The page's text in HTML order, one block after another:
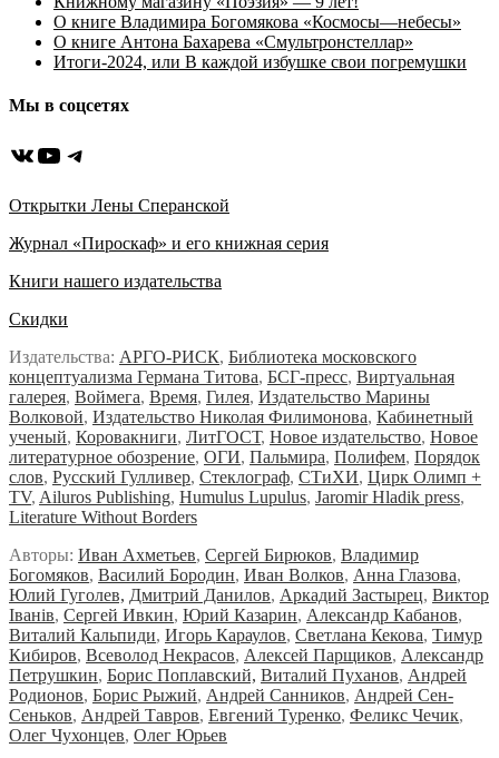
О книге Владимира Богомякова «Космосы—небесы»
О книге Антона Бахарева «Смультронстеллар»
Итоги-2024, или В каждой избушке свои погремушки
Мы в соцсетях
ВКонтакте
YouTube
Telegram
Открытки Лены Сперанской
Журнал «Пироскаф» и его книжная серия
Книги нашего издательства
Скидки
Издательства: АРГО-РИСК, Библиотека московского
концептуализма Германа Титова, БСГ-пресс, Виртуальная
галерея, Воймега, Время, Гилея, Издательство Марины
Волковой, Издательство Николая Филимонова, Кабинетный
ученый, Коровакниги, ЛитГОСТ, Новое издательство, Новое
литературное обозрение, ОГИ, Пальмира, Полифем, Порядок
слов, Русский Гулливер, Стеклограф, СТиХИ, Цирк Олимп +
TV, Ailuros Publishing, Humulus Lupulus, Jaromir Hladik press,
Literature Without Borders
Авторы: Иван Ахметьев, Сергей Бирюков, Владимир
Богомяков, Василий Бородин, Иван Волков, Анна Глазова,
Юлий Гуголев, Дмитрий Данилов, Аркадий Застырец, Виктор
Iванiв, Сергей Ивкин, Юрий Казарин, Александр Кабанов,
Виталий Кальпиди, Игорь Караулов, Светлана Кекова, Тимур
Кибиров, Всеволод Некрасов, Алексей Парщиков, Александр
Петрушкин, Борис Поплавский, Виталий Пуханов, Андрей
Родионов, Борис Рыжий, Андрей Санников, Андрей Сен-
Сеньков, Андрей Тавров, Евгений Туренко, Феликс Чечик,
Олег Чухонцев, Олег Юрьев